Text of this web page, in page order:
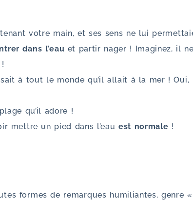
votre main, et ses sens ne lui
dans l’eau et partir nager ! Imaginez, il
à tout le monde qu’il allait à la mer !
qu’il adore !
mettre un pied dans l’eau est normale !
formes de remarques humiliantes,